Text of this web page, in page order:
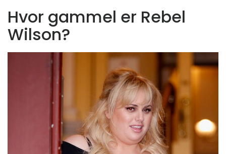
Hvor gammel er Rebel
Wilson?